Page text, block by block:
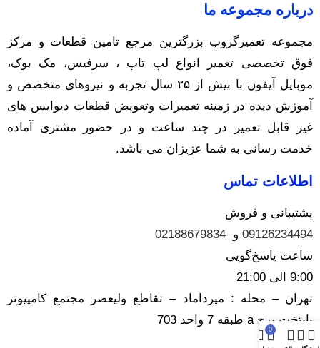
درباره مجموعه ما
مجموعه تعمیرگروپ بزرگترین مرجع تامین قطعات و مرکز
فوق تخصصی تعمیر انواع لپ تاپ ، سرفیس، مک بوک،
موبایل آیفون با بیش از ۲۵ سال تجربه و نیرو‌های متخصص و
آموزش دیده در زمینه تعمیرات وتعویض قطعات دیوایس های
غیر قابل تعمیر در چند ساعت و در حضور مشتری آماده
خدمت رسانی به شما عزیزان می باشد.
اطلاعات تماس
پشتیبانی و فروش
09126234494 و
ساعت پاسخ‌گویی
9:00 الی 21:00
تهران – محله : میرداماد – تقاطع ولیعصر مجتمع کامپیوتر
پایتخت برج a طبقه 7 واحد 703
0